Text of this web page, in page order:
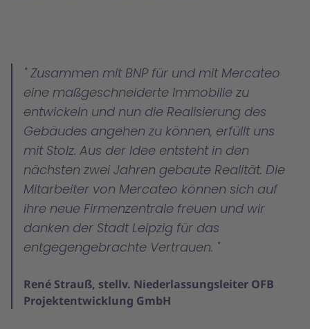
Zusammen mit BNP für und mit Mercateo
eine maßgeschneiderte Immobilie zu
entwickeln und nun die Realisierung des
Gebäudes angehen zu können, erfüllt uns
mit Stolz. Aus der Idee entsteht in den
nächsten zwei Jahren gebaute Realität. Die
Mitarbeiter von Mercateo können sich auf
ihre neue Firmenzentrale freuen und wir
danken der Stadt Leipzig für das
entgegengebrachte Vertrauen.
René Strauß, stellv. Niederlassungsleiter OFB
Projektentwicklung GmbH